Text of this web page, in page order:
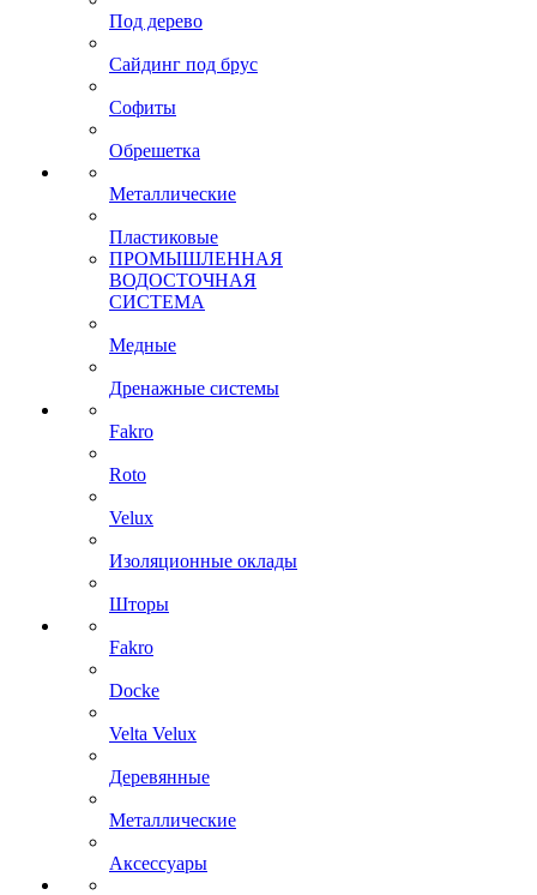
Под дерево
Сайдинг под брус
Софиты
Обрешетка
Металлические
Пластиковые
ПРОМЫШЛЕННАЯ
ВОДОСТОЧНАЯ
СИСТЕМА
Медные
Дренажные системы
Fakro
Roto
Velux
Изоляционные оклады
Шторы
Fakro
Docke
Velta Velux
Деревянные
Металлические
Аксессуары